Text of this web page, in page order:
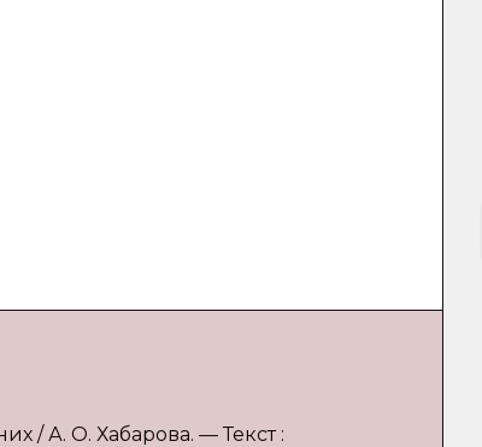
/ А. О. Хабарова. — Текст :